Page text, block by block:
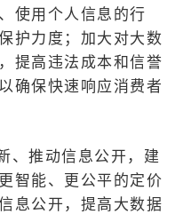
使用个人信息的行
护力度；加大对大数
提高违法成本和信誉
确保快速响应消费者
、推动信息公开，建
智能、更公平的定价
息公开，提高大数据